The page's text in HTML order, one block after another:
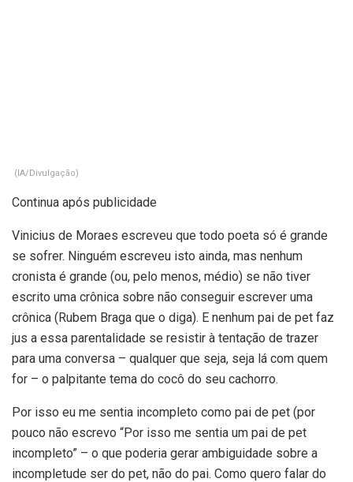
(IA/Divulgação)
Continua após publicidade
Vinicius de Moraes escreveu que todo poeta só é grande
se sofrer. Ninguém escreveu isto ainda, mas nenhum
cronista é grande (ou, pelo menos, médio) se não tiver
escrito uma crônica sobre não conseguir escrever uma
crônica (Rubem Braga que o diga). E nenhum pai de pet faz
jus a essa parentalidade se resistir à tentação de trazer
para uma conversa – qualquer que seja, seja lá com quem
for – o palpitante tema do cocô do seu cachorro.
Por isso eu me sentia incompleto como pai de pet (por
pouco não escrevo “Por isso me sentia um pai de pet
incompleto” – o que poderia gerar ambiguidade sobre a
incompletude ser do pet, não do pai. Como quero falar do